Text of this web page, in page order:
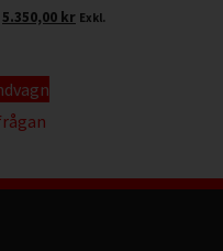
5.350,00 kr Exkl.